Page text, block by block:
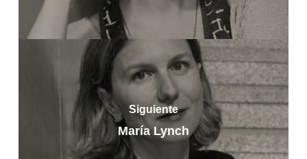
Siguiente
María Lynch